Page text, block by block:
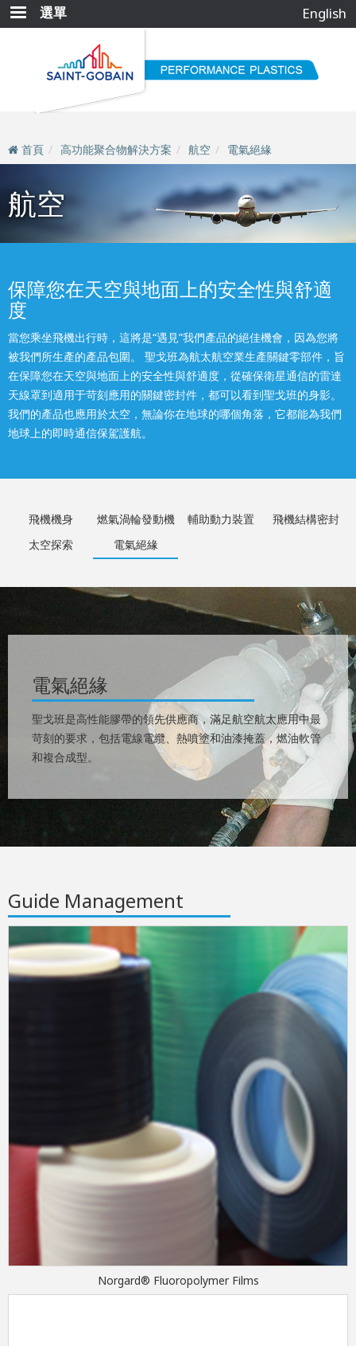
移
至
選單 English
首頁 高功能聚合物解決方案 航空 電氣絕緣
航空
保障您在天空與地面上的安全性與舒適
度
當您乘坐飛機出行時，這將是“遇見”我們產品的絕佳機會，因為您將
被我們所生產的產品包圍。 聖戈班為航太航空業生產關鍵零部件，旨
在保障您在天空與地面上的安全性與舒適度，從確保衛星通信的雷達
天線罩到適用于苛刻應用的關鍵密封件，都可以看到聖戈班的身影。
我們的產品也應用於太空，無論你在地球的哪個角落，它都能為我們
地球上的即時通信保駕護航。
飛機機身 燃氣渦輪發動機 輔助動力裝置
飛機結構密封
太空探索
電氣絕緣
電氣絕緣
聖戈班是高性能膠帶的領先供應商，滿足航空航太應用中最
苛刻的要求，包括電線電纜、熱噴塗和油漆掩蓋，燃油軟管
和複合成型。
Guide Management
Norgard® Fluoropolymer Films